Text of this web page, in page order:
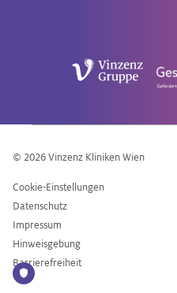
© 2026 Vinzenz Kliniken Wien
Cookie-Einstellungen
Datenschutz
Impressum
Hinweisgebung
Barrierefreiheit